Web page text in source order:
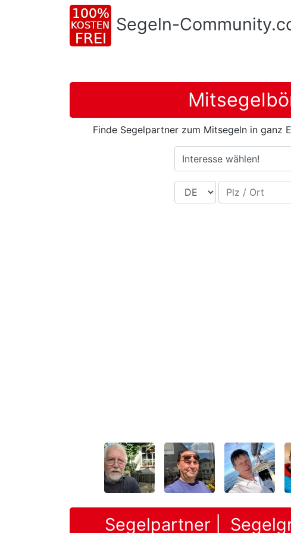
Segeln-
Finde Segelpartner zum Mitsegeln in ganz
Interesse wählen!
Land Plz / Ort
Segelpartner |